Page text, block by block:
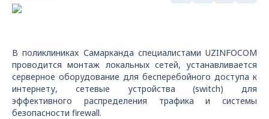
В поликлиниках Самарканда специалистами UZINFOCOM
проводится монтаж локальных сетей, устанавливается
серверное оборудование для бесперебойного доступа к
интернету, сетевые устройства (switch) для
эффективного распределения трафика и системы
безопасности firewall.